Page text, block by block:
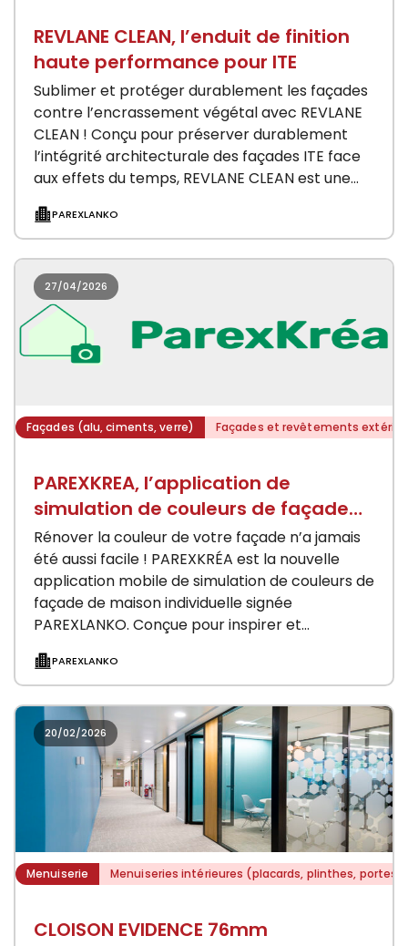
REVLANE CLEAN, l’enduit de finition
haute performance pour ITE
Sublimer et protéger durablement les façades
contre l’encrassement végétal avec REVLANE
CLEAN ! Conçu pour préserver durablement
l’intégrité architecturale des façades ITE face
aux effets du temps, REVLANE CLEAN est une
PAREXLANKO
27/04/2026
Façades (alu, ciments, verre) Façades et revêtements
PAREXKREA, l’application de
simulation de couleurs de façade
signée PAREXLANKO
Rénover la couleur de votre façade n’a jamais
été aussi facile ! PAREXKRÉA est la nouvelle
application mobile de simulation de couleurs de
façade de maison individuelle signée
PAREXLANKO. Conçue pour inspirer et
PAREXLANKO
20/02/2026
Menuiserie Menuiseries intérieures (placards, plinthes, portes)
CLOISON EVIDENCE 76mm